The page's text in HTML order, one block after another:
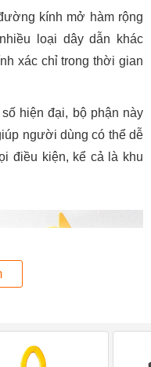
kính mở hàm rộng
loại dây dẫn khác
xác chỉ trong thời gian
hiện đại, bộ phận này
người dùng có thể dễ
điều kiện, kể cả là khu